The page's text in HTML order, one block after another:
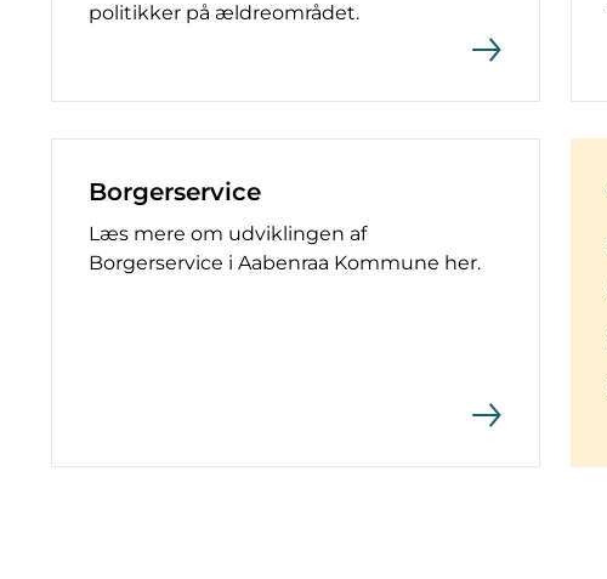
politikker på ældreområdet.
Borgerservice
Læs mere om udviklingen af
Borgerservice i Aabenraa Kommune her.